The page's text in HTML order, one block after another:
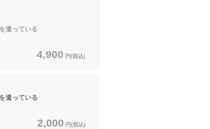
っている
4,900 円(税込)
っている
2,000 円(税込)